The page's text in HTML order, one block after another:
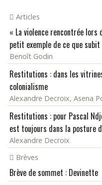
Articles
« La violence rencontrée
petit exemple de ce que subit
Benoît Godin
Restitutions : dans les
colonialisme
Alexandre Decroix, Asena
Restitutions : pour Pascal
est toujours dans la posture
Alexandre Decroix
Brèves
Brève de sommet : Devinette